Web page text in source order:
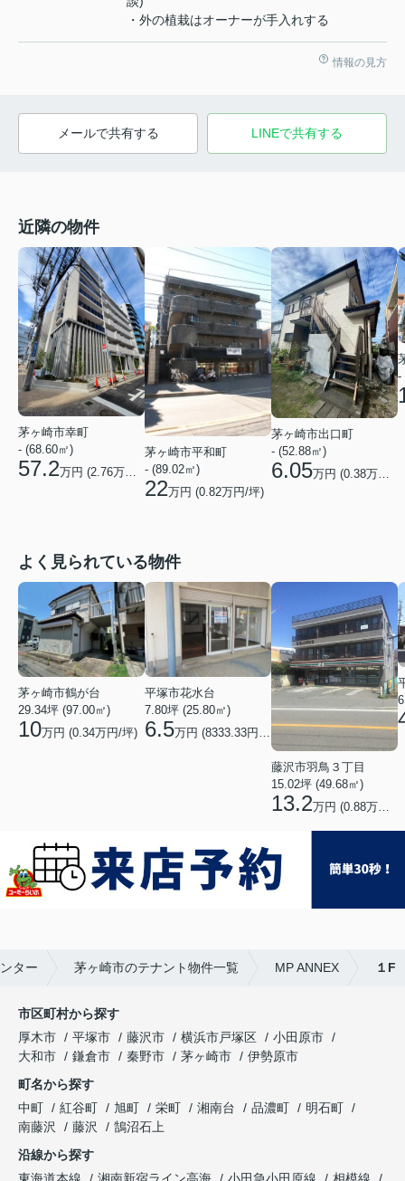
・外の植栽はオーナーが手入れする
情報の見方
メールで共有する LINEで共有する
近隣の物件
茅ヶ崎市幸町
- (68.60㎡)
57.2万円 (2.76万円/坪)
茅ヶ崎市平和町
- (89.02㎡)
22万円 (0.82万円/坪)
茅ヶ崎市出口町
- (52.88㎡)
6.05万円 (0.38万円/坪)
-
よく見られている物件
茅ヶ崎市鶴が台
29.34坪 (97.00㎡)
10万円 (0.34万円/坪)
平塚市花水台
7.80坪 (25.80㎡)
6.5万円 (8333.33円/坪)
藤沢市羽鳥３丁目
15.02坪 (49.68㎡)
13.2万円 (0.88万円/坪)
ター 茅ヶ崎市のテナント物件一覧 MP ANNEX １F
市区町村から探す
厚木市
平塚市 藤沢市 横浜市戸塚区
小田原市
大和市
鎌倉市 秦野市 茅ヶ崎市
伊勢原市
町名から探す
中町
紅谷町 旭町 栄町 湘南台 品濃町
明石町
南藤沢
藤沢
鵠沼石上
沿線から探す